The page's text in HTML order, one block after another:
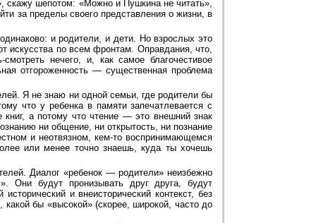
скажу шепотом: «Можно и Пушкина не читать»,
за пределы своего представления о жизни, в
и родители, и дети. Но взрослых это
искусства по всем фронтам. Оправдания, что,
нечего, и, как самое благочестивое
отгороженность — существенная проблема
Я не знаю ни одной семьи, где родители бы
что у ребенка в памяти запечатлевается с
а потому что чтение — это внешний знак
ни общение, ни открытость, ни познание
и неотвязном, кем-то воспринимающемся
или менее точно знаешь, куда ты хочешь
Диалог «ребенок — родители» неизбежно
Они будут пронизывать друг друга, будут
и внеисторический контекст, без
какой бы «высокой» (скорее, широкой, часто до